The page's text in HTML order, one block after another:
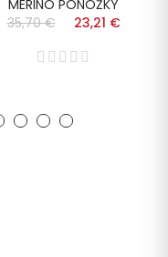
MERINO PONOŽKY
35,70 €
23,21 €